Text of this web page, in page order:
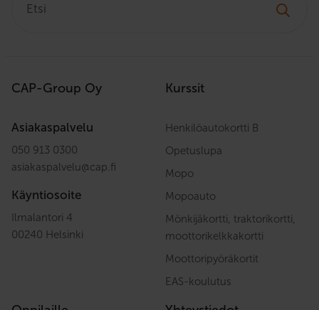
CAP-Group Oy
Asiakaspalvelu
050 913 0300
asiakaspalvelu@cap.fi
Käyntiosoite
Ilmalantori 4
00240 Helsinki
Kurssit
Henkilöautokortti B
Opetuslupa
Mopo
Mopoauto
Mönkijäkortti, traktorikortti,
moottorikelkkakortti
Moottoripyöräkortit
EAS-koulutus